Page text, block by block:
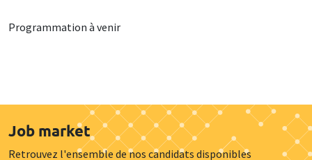
Programmation à venir
Job market
Retrouvez l'ensemble de nos candidats disponibles